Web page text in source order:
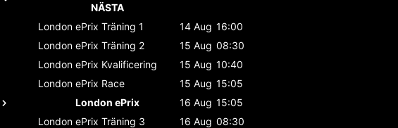
NÄSTA
London ePrix Träning 1 14 Aug 16:00
London ePrix Träning 2 15 Aug 08:30
London ePrix Kvalificering 15 Aug 10:40
London ePrix Race 15 Aug 15:05
London ePrix
16 Aug 15:05
London ePrix Träning 3 16 Aug 08:30